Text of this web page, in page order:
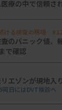
療の中で信頼さ
ける検査の現場
のパニック値
で確認
エゾンが現地入
両日にはDVT検診へ